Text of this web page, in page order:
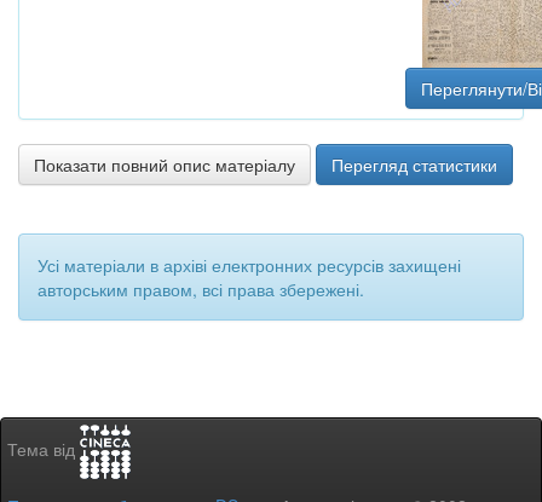
Переглянути/
Показати повний опис матеріалу Перегляд статистики
Усі матеріали в архіві електронних ресурсів захищені
авторським правом, всі права збережені.
Тема від